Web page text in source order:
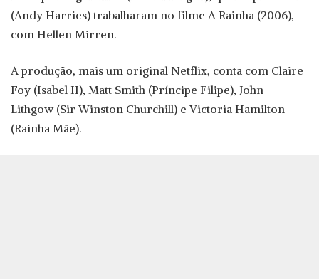
(Andy Harries) trabalharam no filme A Rainha (2006),
com Hellen Mirren.
A produção, mais um original Netflix, conta com Claire
Foy (Isabel II), Matt Smith (Príncipe Filipe), John
Lithgow (Sir Winston Churchill) e Victoria Hamilton
(Rainha Mãe).